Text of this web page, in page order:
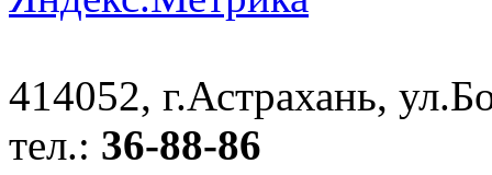
414052, г.Астрахань,
тел.: 36-88-86